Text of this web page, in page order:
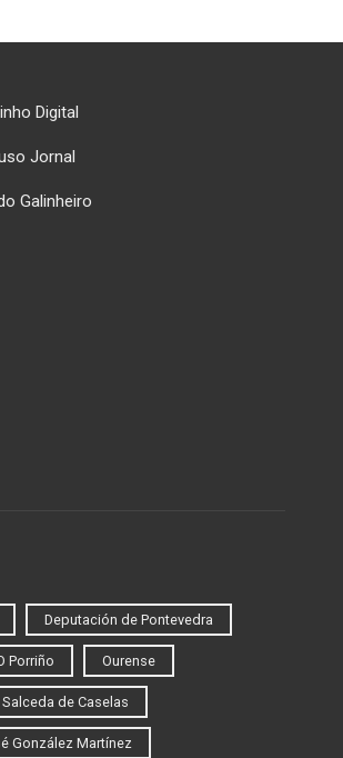
Deputación de Pontevedra
Porriño Ourense
Salceda de Caselas
González Martínez